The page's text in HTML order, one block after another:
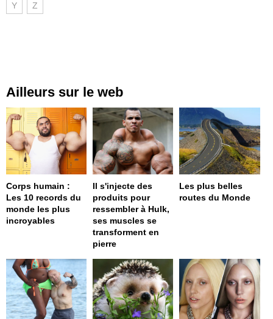
Y Z
Ailleurs sur le web
Corps humain :
Les 10 records du
monde les plus
incroyables
Il s'injecte des
produits pour
ressembler à Hulk,
ses muscles se
transforment en
pierre
Les plus belles
routes du Monde